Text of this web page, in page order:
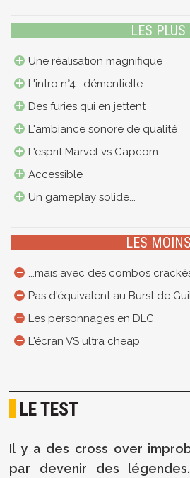
LES PLUS
Une réalisation magnifique
L'intro n°4 : démentielle
Des furies qui en jettent
L'ambiance sonore de qualité
L'esprit Marvel vs Capcom
Accessible
Un gameplay solide...
LES MOINS
...mais avec des combos
Pas d'équivalent au Burst de
Les personnages en DLC
L'écran VS ultra cheap
LE TEST
Il y a des cross over
par devenir des